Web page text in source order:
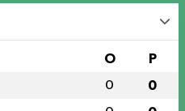
O P
0 0